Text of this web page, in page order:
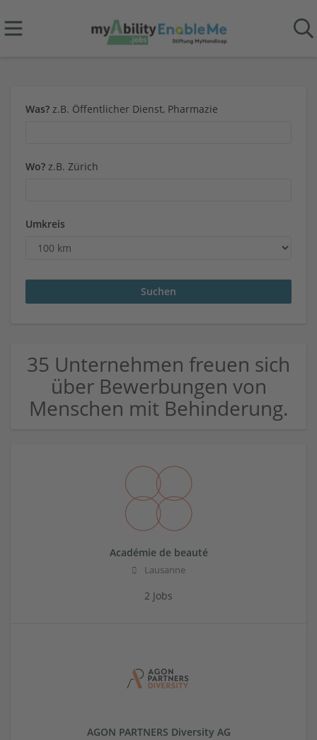
Was? z.B. Öffentlicher Dienst, Pharmazie
Wo? z.B. Zürich
Umkreis
35 Unternehmen freuen sich
über Bewerbungen von
Menschen mit Behinderung.
Académie de beauté
Lausanne
2 Jobs
AGON PARTNERS Diversity AG